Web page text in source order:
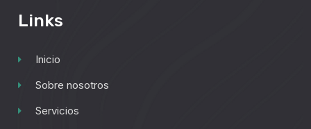
Links
Inicio
Sobre nosotros
Servicios